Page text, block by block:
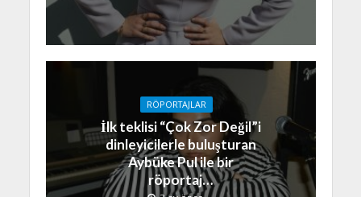
RÖPORTAJLAR
İlk teklisi “Çok Zor Değil”i
dinleyicilerle buluşturan
Aybüke Pul ile bir
röportaj…